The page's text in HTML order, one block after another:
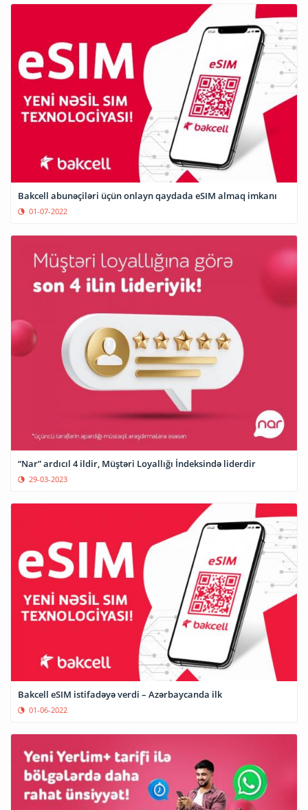
Bakcell abunəçiləri üçün onlayn qaydada eSIM almaq imkanı
01-07-2022
“Nar” ardıcıl 4 ildir, Müştəri Loyallığı İndeksində liderdir
29-03-2023
Bakcell eSIM istifadəyə verdi – Azərbaycanda ilk
01-06-2022